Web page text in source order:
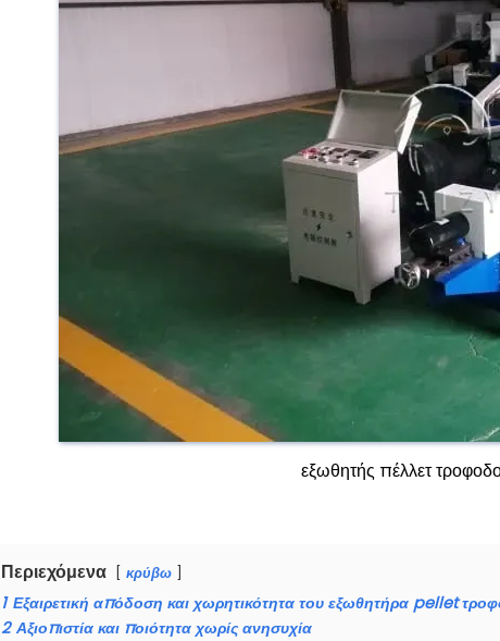
εξωθητής πέλλετ
Περιεχόμενα κρύβω
1 Εξαιρετική απόδοση και χωρητικότητα του εξωθητήρα pellet
2 Αξιοπιστία και ποιότητα χωρίς ανησυχία